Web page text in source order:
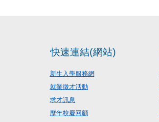
快速連結(網站)
新生入學服務網
就業徵才活動
求才訊息
歷年校慶回顧